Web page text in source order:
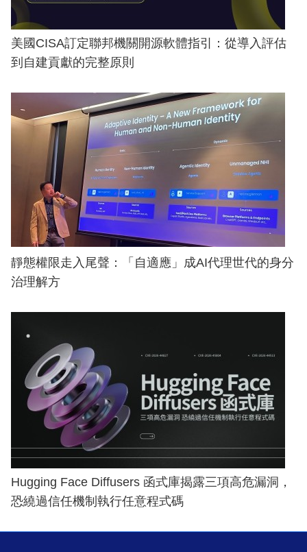
美國CISA訂定聯邦機關開源軟體指引：從導入評估
到自建貢獻的完整原則
靜態權限走入尾聲：「自適應」成AI代理世代的身分
治理解方
Hugging Face Diffusers 函式庫揭露三項高危漏洞，
恐繞過信任機制執行任意程式碼